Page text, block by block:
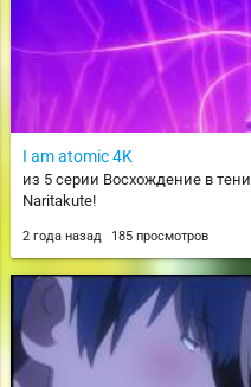
I am atomic 4K
из 5 серии Восхождение в
Naritakute!
2 года назад 185 просмотров